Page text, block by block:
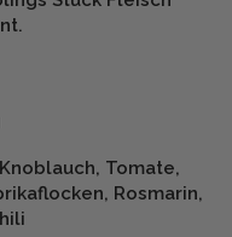
Tomate,
Rosmarin,